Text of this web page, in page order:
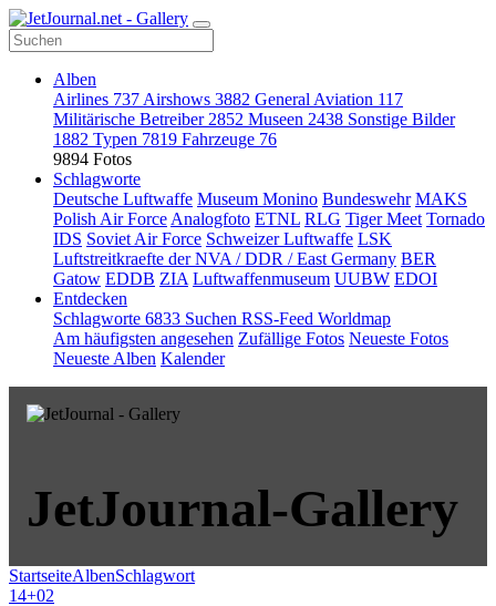
Alben
Airlines 737 Airshows 3882 General Aviation 117
Militärische Betreiber 2852 Museen 2438 Sonstige Bilder
1882 Typen 7819 Fahrzeuge 76
9894 Fotos
Schlagworte
Deutsche Luftwaffe Museum Monino Bundeswehr MAKS
Polish Air Force Analogfoto ETNL RLG Tiger Meet Tornado
IDS Soviet Air Force Schweizer Luftwaffe LSK
Luftstreitkraefte der NVA / DDR / East Germany BER
Gatow EDDB ZIA Luftwaffenmuseum UUBW EDOI
Entdecken
Schlagworte 6833 Suchen RSS-Feed Worldmap
Am häufigsten angesehen Zufällige Fotos Neueste Fotos
Neueste Alben Kalender
JetJournal-Gallery
StartseiteAlbenSchlagwort
14+02